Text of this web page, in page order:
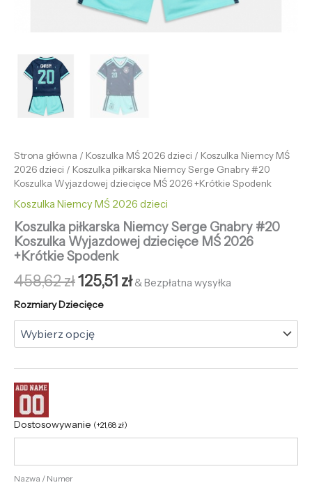
Strona główna / Koszulka MŚ 2026 dzieci / Koszulka Niemcy MŚ
2026 dzieci / Koszulka piłkarska Niemcy Serge Gnabry #20
Koszulka Wyjazdowej dziecięce MŚ 2026 +Krótkie Spodenk
Koszulka Niemcy MŚ 2026 dzieci
Koszulka piłkarska Niemcy Serge Gnabry #20
Koszulka Wyjazdowej dziecięce MŚ 2026
+Krótkie Spodenk
458,62zł125,51 zł & Bezpłatna wysyłka
Rozmiary Dziecięce
Dostosowywanie (+21,68 zł)
Nazwa / Numer